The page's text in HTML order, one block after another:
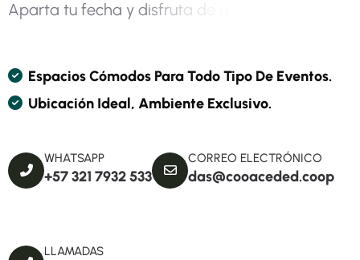
Aparta tu fecha y disfruta
ESPACIOSCÓMODOS PARATODOTIPO DE EVENTOS.
UBICACIÓN IDEAL, AMBIENTE EXCLUSIVO.
WHATSAPP
+57 321 7932 533
CORREO ELECTRÓNICO
das@cooaceded.coop
LLAMADAS